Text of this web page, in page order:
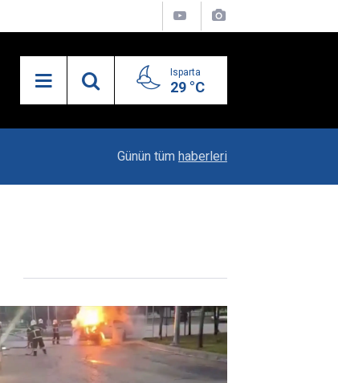
Isparta
29 °C
Vali Erin: Bu İşin Kenarında Olanlara Bile Bu
Günün tüm haberleri